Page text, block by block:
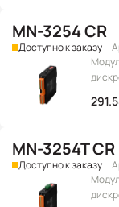
MN-3254 CR
Доступно к заказу
MN-3254T CR
Доступно к заказу